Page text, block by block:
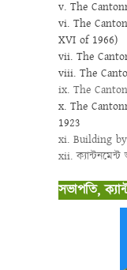
v. The
vi. The
XVI of 1966)
vii. The
viii. The
ix. The
x. The
1923
xi. Building
xii.
সভাপতি,